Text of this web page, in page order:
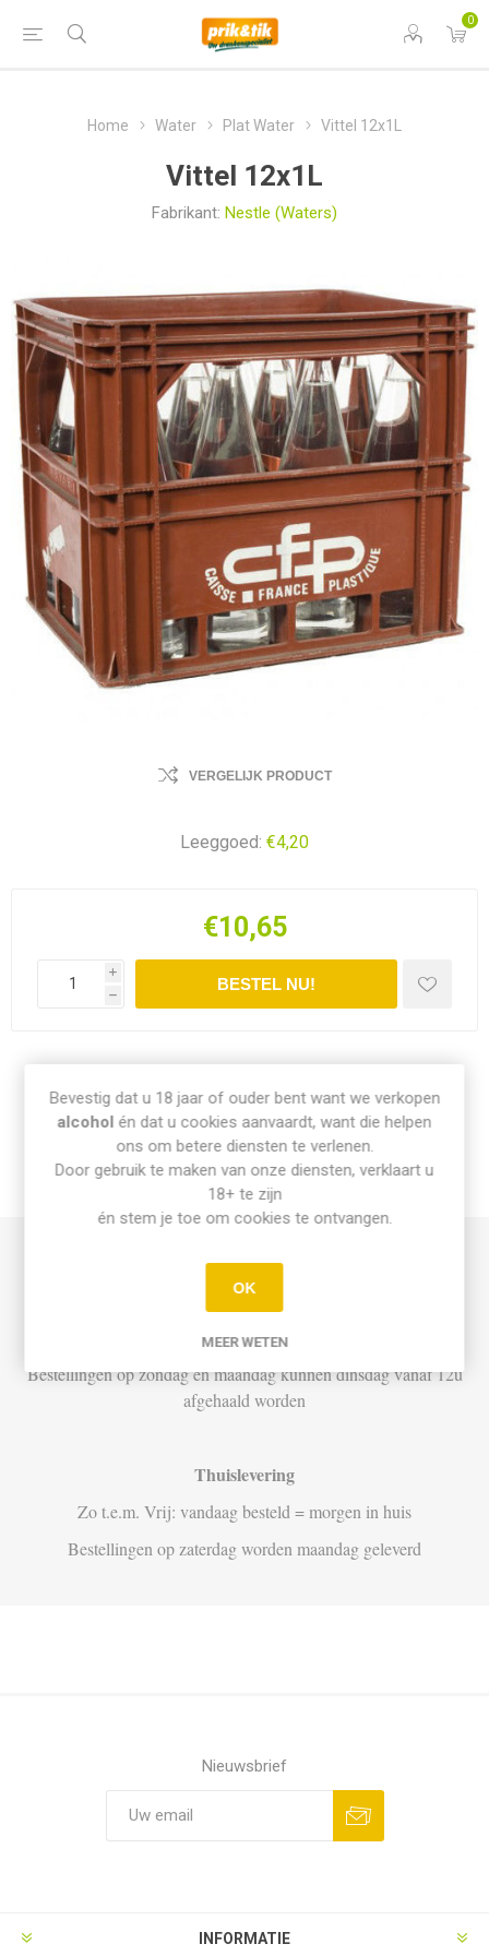
0
Home Water Plat Water Vittel 12x1L
Vittel 12x1L
Fabrikant: Nestle (Waters)
VERGELIJK PRODUCT
Leeggoed: €4,20
€10,65
i
h
INFO PICK-UP & LEVERING
Di t.e.m. Za: Vandaag besteld vóór 15u = vandaag af te halen
vanaf 16u
Bestellingen op zondag en maandag kunnen dinsdag vanaf 12u
afgehaald worden
Thuislevering
Zo t.e.m. Vrij: vandaag besteld = morgen in huis
Bestellingen op zaterdag worden maandag geleverd
Nieuwsbrief
INFORMATIE
Bevestig dat u 18 jaar of ouder bent want we verkopen
alcohol én dat u cookies aanvaardt, want die helpen
ons om betere diensten te verlenen.
Door gebruik te maken van onze diensten, verklaart u
18+ te zijn
én stem je toe om cookies te ontvangen.
OK
MEER WETEN